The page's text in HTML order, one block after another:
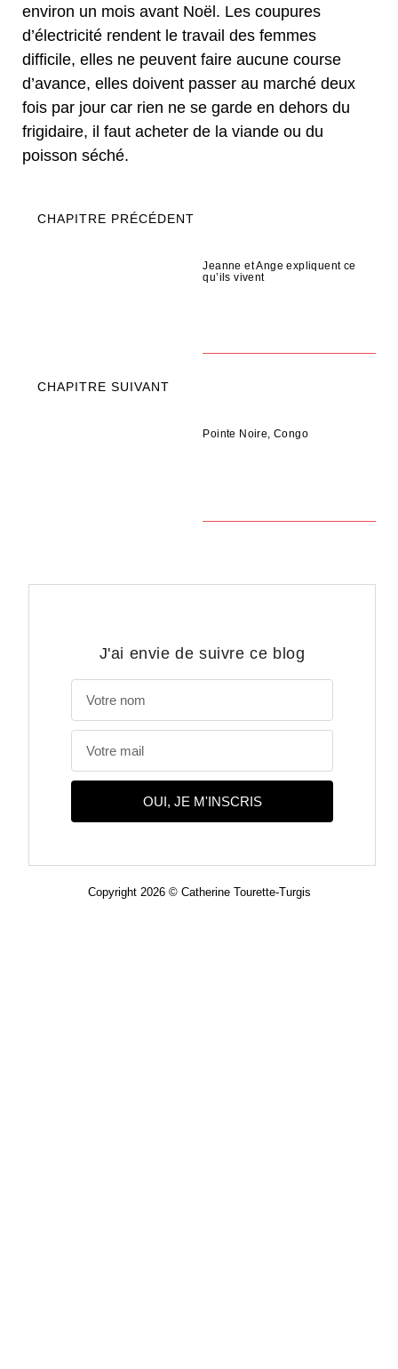
environ un mois avant Noël. Les coupures
d’électricité rendent le travail des femmes
difficile, elles ne peuvent faire aucune course
d’avance, elles doivent passer au marché deux
fois par jour car rien ne se garde en dehors du
frigidaire, il faut acheter de la viande ou du
poisson séché.
J'ai envie de suivre ce blog
OUI, JE M'INSCRIS
CHAPITRE PRÉCÉDENT
Jeanne et Ange expliquent ce
qu’ils vivent
CHAPITRE SUIVANT
Pointe Noire, Congo
Copyright 2026 © Catherine Tourette-Turgis